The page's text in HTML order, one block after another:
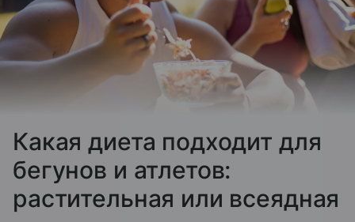
Какая диета подходит для
бегунов и атлетов:
растительная или всеядная